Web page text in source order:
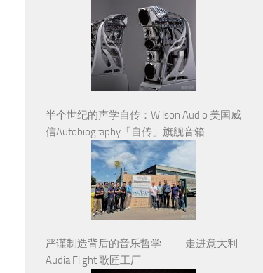
半个世纪的声学自传：Wilson Audio 美国威
信Autobiography「自传」旗舰音箱
严谨制造背后的音乐哲学——走进意大利
Audia Flight 歌匠工厂